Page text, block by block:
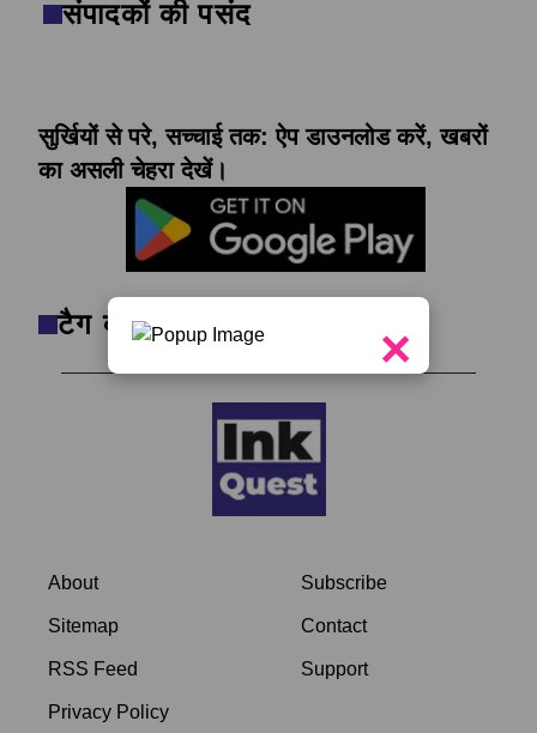
×
संपादकों की पसंद
सुर्खियों से परे, सच्चाई तक: ऐप डाउनलोड करें, खबरों
का असली चेहरा देखें।
टैग क्लाउड
About
Sitemap
RSS Feed
Privacy Policy
Subscribe
Contact
Support